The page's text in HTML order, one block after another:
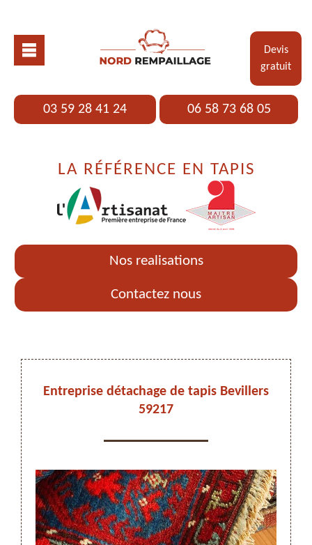
Devis
gratuit
03 59 28 41 24 06 58 73 68 05
LA RÉFÉRENCE EN TAPIS
Nos realisations
Contactez nous
Entreprise détachage de tapis Bevillers
59217